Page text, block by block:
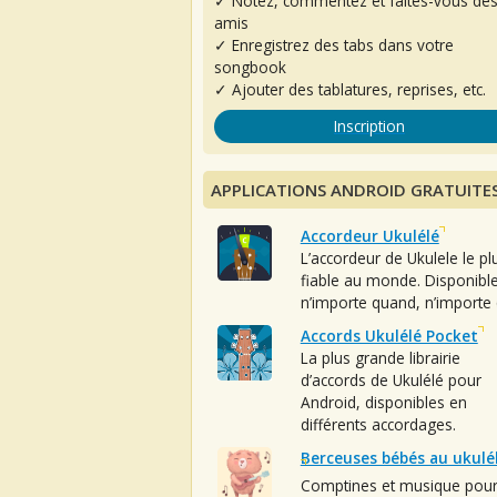
amis
✓ Enregistrez des tabs dans votre
songbook
✓ Ajouter des tablatures, reprises, etc.
Inscription
APPLICATIONS ANDROID
Accordeur Ukulélé
L’accordeur de Ukulele le
fiable au monde. Disponible
n’importe quand, n’importe
Accords Ukulélé Pocket
La plus grande librairie
d’accords de Ukulélé pour
Android, disponibles en
différents accordages.
Berceuses bébés au
Comptines et musique pour